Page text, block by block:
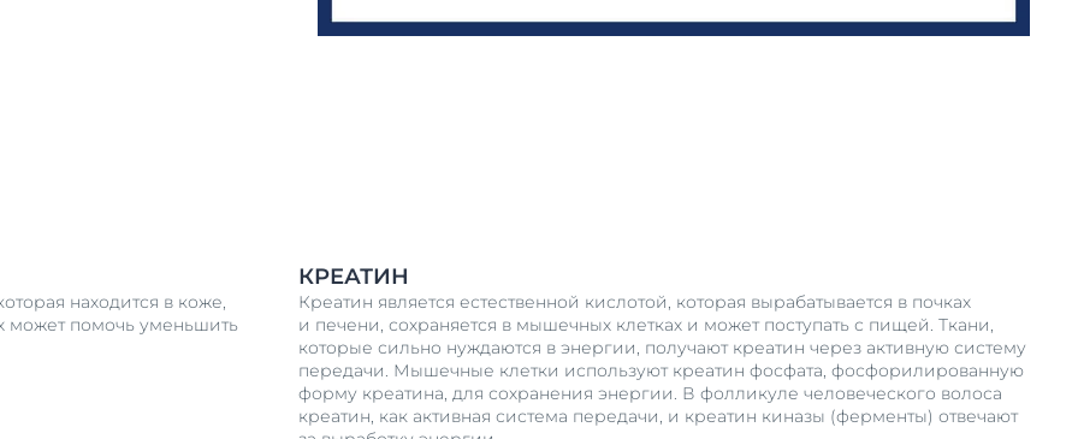
находится в коже,
помочь уменьшить
КРЕАТИН
Креатин является естественной кислотой, которая вырабатывается в почках
и печени, сохраняется в мышечных клетках и может поступать с пищей. Ткани,
которые сильно нуждаются в энергии, получают креатин через активную систему
передачи. Мышечные клетки используют креатин фосфата, фосфорилированную
форму креатина, для сохранения энергии. В фолликуле человеческого волоса
креатин, как активная система передачи, и креатин киназы (ферменты) отвечают